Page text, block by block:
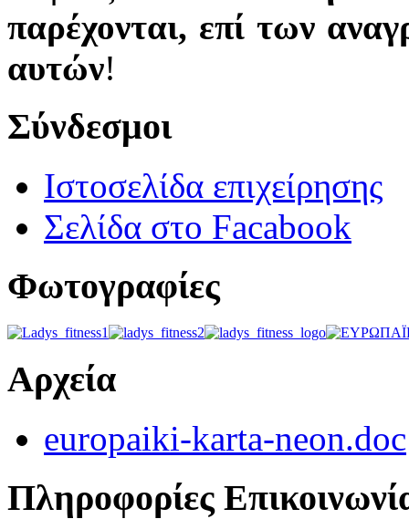
παρέχονται, επί των
αυτών!
Σύνδεσμοι
Ιστοσελίδα επιχείρησης
Σελίδα στο Facabook
Φωτογραφίες
Αρχεία
europaiki-karta-neon.doc
Πληροφορίες